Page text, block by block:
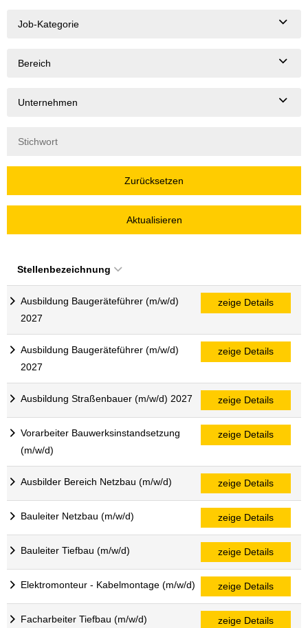
Job-Kategorie
Bereich
Unternehmen
Zurücksetzen
Aktualisieren
Stellenbezeichnung
Ausbildung Baugeräteführer (m/w/d)
2027
zeige Details
Ausbildung Baugeräteführer (m/w/d)
2027
zeige Details
Ausbildung Straßenbauer (m/w/d) 2027 zeige Details
Vorarbeiter Bauwerksinstandsetzung
(m/w/d)
zeige Details
Ausbilder Bereich Netzbau (m/w/d) zeige Details
Bauleiter Netzbau (m/w/d) zeige Details
Bauleiter Tiefbau (m/w/d) zeige Details
Elektromonteur - Kabelmontage (m/w/d) zeige Details
Facharbeiter Tiefbau (m/w/d) zeige Details